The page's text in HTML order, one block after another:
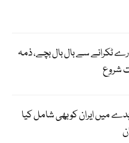
پر 2 طیارے ٹکرانے سے بال بال بچے، ذمہ
شروع
میں ایران کو بھی شامل کیا